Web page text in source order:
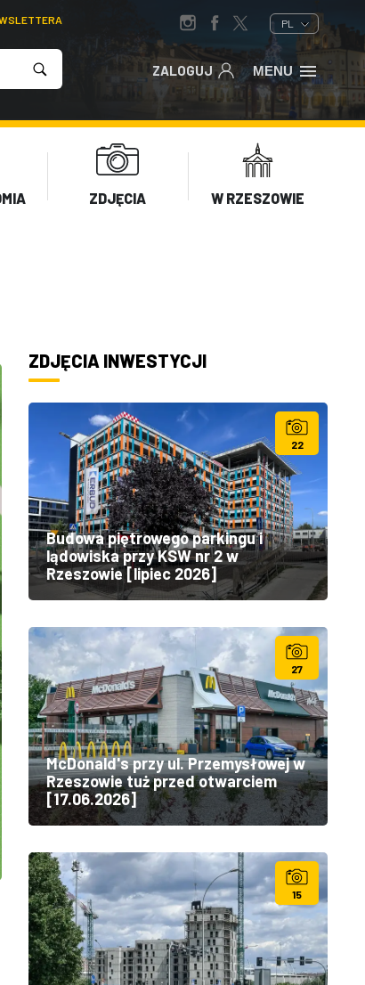
PL
ZALOGUJ MENU
ZDJĘCIA W RZESZOWIE
ZDJĘCIA INWESTYCJI
22
Budowa piętrowego parkingu i
lądowiska przy KSW nr 2 w
Rzeszowie [lipiec 2026]
27
McDonald's przy ul. Przemysłowej w
Rzeszowie tuż przed otwarciem
[17.06.2026]
15